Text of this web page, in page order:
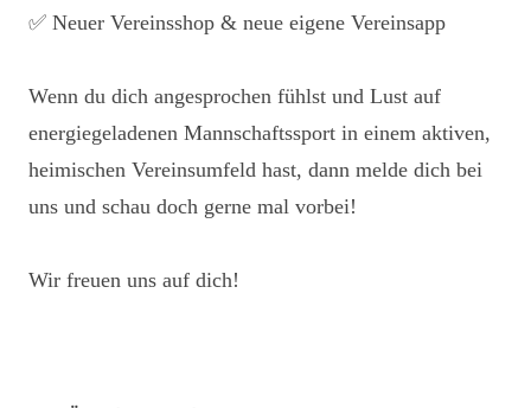
✅️ Neuer Vereinsshop & neue eigene Vereinsapp
Wenn du dich angesprochen fühlst und Lust auf
energiegeladenen Mannschaftssport in einem aktiven,
heimischen Vereinsumfeld hast, dann melde dich bei
uns und schau doch gerne mal vorbei!
Wir freuen uns auf dich!